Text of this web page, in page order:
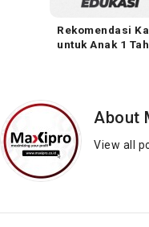
Rekomendasi
untuk Anak 1
About
View all